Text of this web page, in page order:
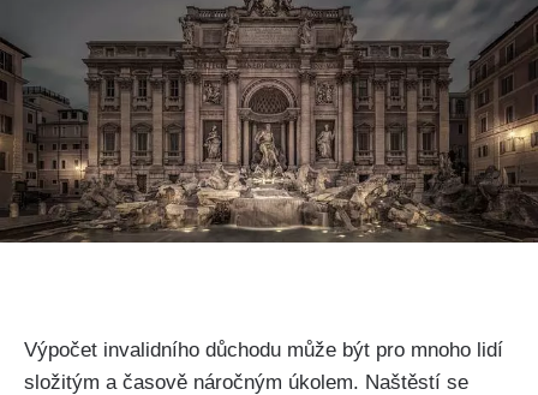
Výpočet invalidního důchodu může být pro mnoho lidí
složitým a časově náročným úkolem. Naštěstí se